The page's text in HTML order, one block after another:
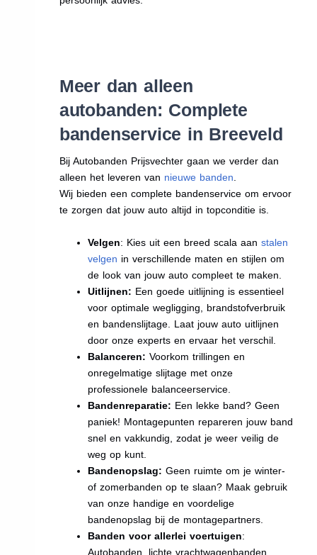
Meer dan alleen
autobanden: Complete
bandenservice in Breeveld
Bij Autobanden Prijsvechter gaan we verder dan
alleen het leveren van nieuwe banden.
Wij bieden een complete bandenservice om ervoor
te zorgen dat jouw auto altijd in topconditie is.
Velgen: Kies uit een breed scala aan stalen
velgen in verschillende maten en stijlen om
de look van jouw auto compleet te maken.
Uitlijnen: Een goede uitlijning is essentieel
voor optimale wegligging, brandstofverbruik
en bandenslijtage. Laat jouw auto uitlijnen
door onze experts en ervaar het verschil.
Balanceren: Voorkom trillingen en
onregelmatige slijtage met onze
professionele balanceerservice.
Bandenreparatie: Een lekke band? Geen
paniek! Montagepunten repareren jouw band
snel en vakkundig, zodat je weer veilig de
weg op kunt.
Bandenopslag: Geen ruimte om je winter-
of zomerbanden op te slaan? Maak gebruik
van onze handige en voordelige
bandenopslag bij de montagepartners.
Banden voor allerlei voertuigen:
Autobanden, lichte vrachtwagenbanden,